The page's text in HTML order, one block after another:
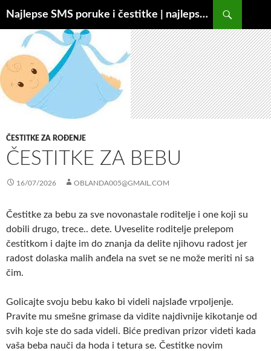
sadržaj
Najlepse SMS poruke i čestitke | najlepse.info
ČESTITKE ZA ROĐENJE
ČESTITKE ZA BEBU
16/07/2026 OBLANDA005@GMAIL.COM
Čestitke za bebu za sve novonastale roditelje i one koji su
dobili drugo, trece.. dete. Uveselite roditelje prelepom
čestitkom i dajte im do znanja da delite njihovu radost jer
radost dolaska malih anđela na svet se ne može meriti ni sa
čim.
Golicajte svoju bebu kako bi videli najslađe vrpoljenje.
Pravite mu smešne grimase da vidite najdivnije kikotanje od
svih koje ste do sada videli. Biće predivan prizor videti kada
vaša beba nauči da hoda i tetura se. Čestitke novim